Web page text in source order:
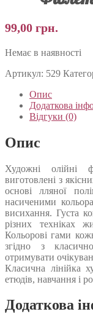
99,00 грн.
Немає в наявності
Артикул: 529
Опис
Додаткова
Відгуки (0)
Опис
Художні олійні
виготовлені з
основі лляної
насиченими
висихання. Густа
різних техніках
Кольорові гами
згідно з
отримувати
Класична лінійка
етюдів, навчання і
Додаткова